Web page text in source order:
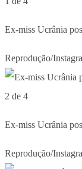
Ex-miss Ucrânia
Reprodução/
2 de 4
Ex-miss Ucrânia
Reprodução/